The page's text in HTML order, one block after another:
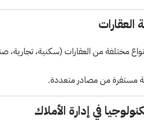
العقارات
مختلفة من العقارات (سكنية، تجارية،
مستقرة من مصادر متعددة.
في إدارة الأملاك